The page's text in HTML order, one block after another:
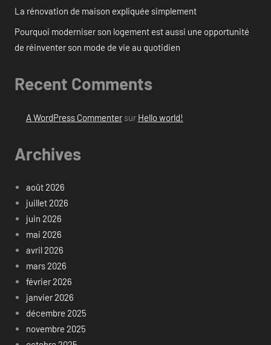
La rénovation de maison expliquée simplement
Pourquoi moderniser son logement est aussi une opportunité
de réinventer son mode de vie au quotidien
Recent Comments
A WordPress Commentersur Hello world!
Archives
août 2026
juillet 2026
juin 2026
mai 2026
avril 2026
mars 2026
février 2026
janvier 2026
décembre 2025
novembre 2025